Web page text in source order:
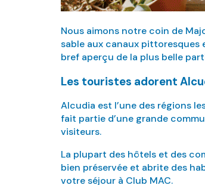
Nous aimons notre coin de
sable aux canaux pittoresques
bref aperçu de la plus belle
Les touristes adorent
Alcudia est l’une des régions
fait partie d’une grande
visiteurs.
La plupart des hôtels et des
bien préservée et abrite des
votre séjour à Club MAC.